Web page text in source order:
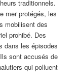
traditionnels.
mer protégés, les
mobilisent des
prohibé. Des
dans les épisodes
sont accusés de
qui polluent